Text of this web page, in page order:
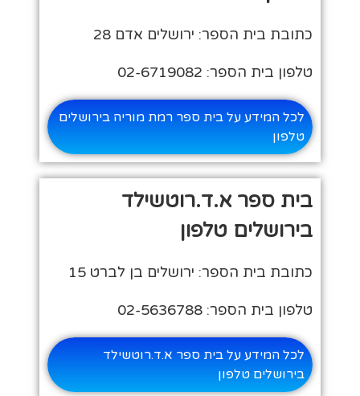
כתובת בית הספר: ירושלים אדם 28
טלפון בית הספר: 02-6719082
לכל המידע על בית ספר רמת מוריה בירושלים
טלפון
בית ספר א.ד.רוטשילד
בירושלים טלפון
כתובת בית הספר: ירושלים בן לברט 15
טלפון בית הספר: 02-5636788
לכל המידע על בית ספר א.ד.רוטשילד
בירושלים טלפון